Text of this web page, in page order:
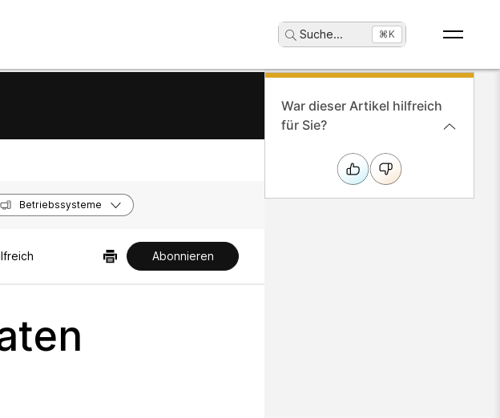
Suche... ⌘K
Betriebssysteme
Abonnieren
War dieser Artikel hilfreich
für Sie?